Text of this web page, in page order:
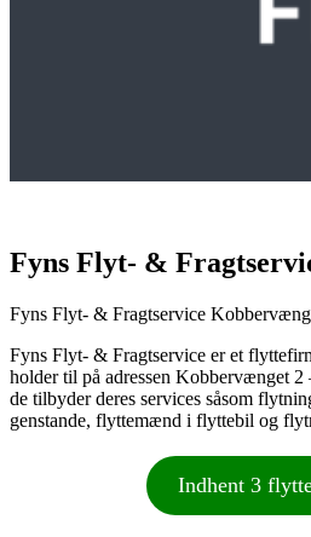
Fyns Flyt- &
Fyns Flyt- & Fragtservice
Fyns Flyt- & Fragtservice er et
holder til på adressen Kobbervænget
de tilbyder deres services såsom
genstande, flyttemænd i flyttebil og
Indhent 3